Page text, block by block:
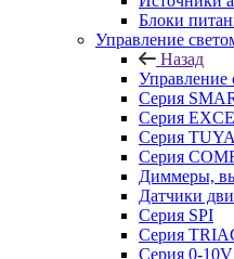
Блоки
Управление
Назад
Управление
Серия
Серия
Серия TUYA
Серия
Диммеры,
Датчики
Серия SPI
Серия
Серия 0-10V